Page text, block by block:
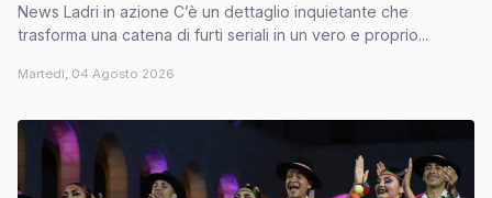
News Ladri in azione C’è un dettaglio inquietante che
trasforma una catena di furti seriali in un vero e proprio...
Martedì, 04 Agosto 2026